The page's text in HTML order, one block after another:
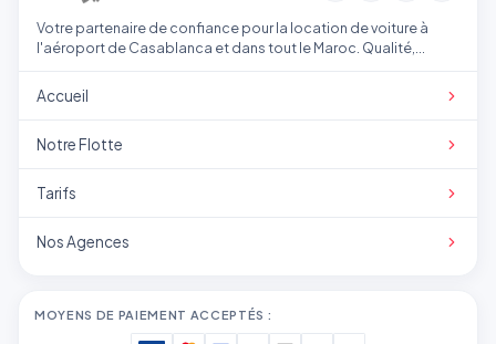
Votre partenaire de confiance pour la location de voiture à
l'aéroport de Casablanca et dans tout le Maroc. Qualité,
Accueil
Notre Flotte
Tarifs
Nos Agences
MOYENS DE PAIEMENT ACCEPTÉS :